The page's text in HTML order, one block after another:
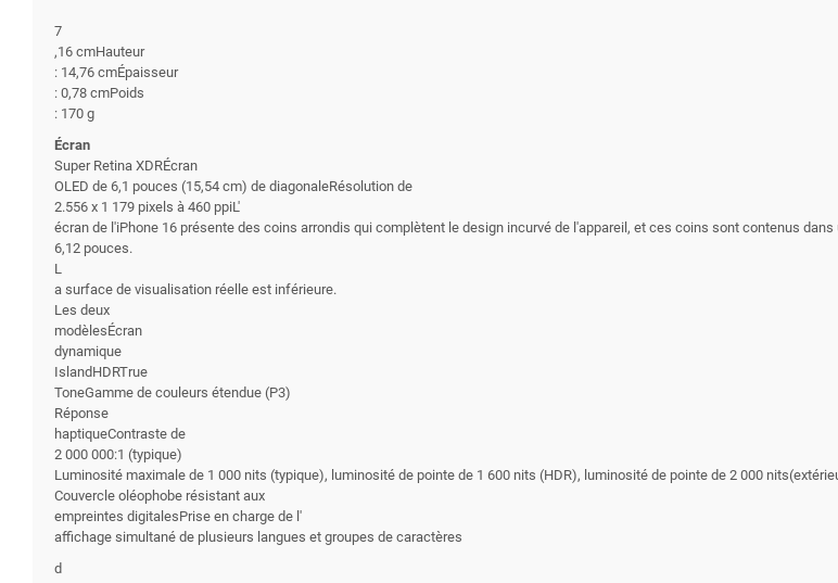
7
,16 cmHauteur
: 14,76 cmÉpaisseur
: 0,78 cmPoids
: 170 g
Écran
Super Retina XDRÉcran
OLED de 6,1 pouces (15,54 cm) de diagonaleRésolution de
2.556 x 1 179 pixels à 460 ppiL'
écran de l'iPhone 16 présente des coins arrondis qui complètent le design incurvé de l'appareil, et ces coins sont contenus
6,12 pouces.
L
a surface de visualisation réelle est inférieure.
Les deux
modèlesÉcran
dynamique
IslandHDRTrue
ToneGamme de couleurs étendue (P3)
Réponse
haptiqueContraste de
2 000 000:1 (typique)
Luminosité maximale de 1 000 nits (typique), luminosité de pointe de 1 600 nits (HDR), luminosité de pointe de 2 000
Couvercle oléophobe résistant aux
empreintes digitalesPrise en charge de l'
affichage simultané de plusieurs langues et groupes de caractères
d